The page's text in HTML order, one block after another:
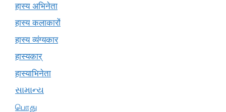
हास्य अभिनेता
हास्य कलाकारों
हास्य व्यंग्यकार
हास्यकार्
हास्याभिनेता
સામાન્ય
பொது